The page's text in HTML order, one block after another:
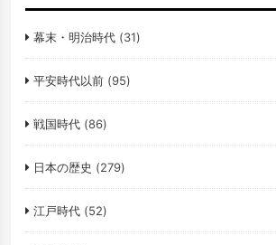
幕末・明治時代(31)
平安時代以前(95)
戦国時代(86)
日本の歴史 (279)
江戸時代(52)